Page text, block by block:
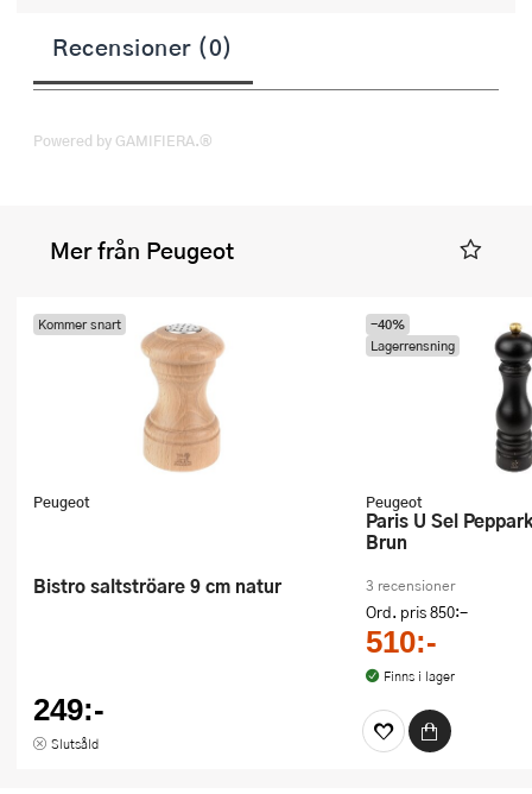
Recensioner (0)
Powered by GAMIFIERA.®
Mer från Peugeot
Peugeot
Bistro saltströare 9 cm natur
249:-
Slutsåld
Kommer snart
Peugeot
Paris U Sel Pepparkvarn 22 cm
Brun
3 recensioner
Ord. pris850:-
510:-
Finns i lager
-40%
Lagerrensning